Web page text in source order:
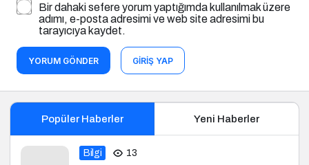
Bir dahaki sefere yorum yaptığımda kullanılmak üzere
adımı, e-posta adresimi ve web site adresimi bu
tarayıcıya kaydet.
YORUM GÖNDER GIRIŞ YAP
Popüler Haberler Yeni Haberler
Bilgi 13